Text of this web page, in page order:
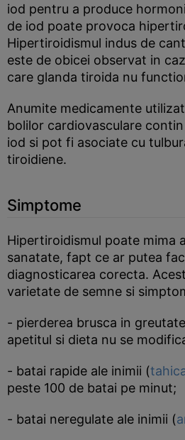
iod pentru a produce
de iod poate provoca
Hipertiroidismul indus de
este de obicei observat in
care glanda tiroida nu
Anumite medicamente
bolilor cardiovasculare
iod si pot fi asociate cu
tiroidiene.
Simptome
Hipertiroidismul poate mima
sanatate, fapt ce ar putea
diagnosticarea corecta.
varietate de semne si
- pierderea brusca in
apetitul si dieta nu se
- batai rapide ale inimii (
peste 100 de batai pe minut;
- batai neregulate ale inimii (